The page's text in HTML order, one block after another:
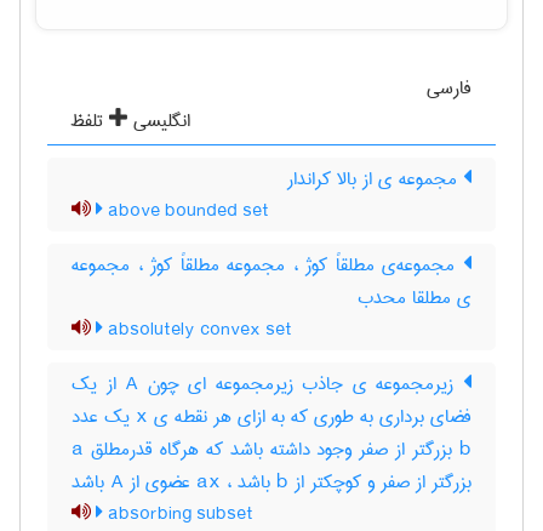
فارسی
انگلیسی
تلفظ
مجموعه ی از بالا کراندار
above bounded set
مجموعه‌ی مطلقاً کوژ ، مجموعه مطلقاً کوژ ، مجموعه
ی مطلقا محدب
absolutely convex set
زیرمجموعه ی جاذب زیرمجموعه ای چون A از یک
فضای برداری به طوری که به ازای هر نقطه ی x یک عدد
b بزرگتر از صفر وجود داشته باشد که هرگاه قدرمطلق a
بزرگتر از صفر و کوچکتر از b باشد ، ax عضوی از A باشد
absorbing subset